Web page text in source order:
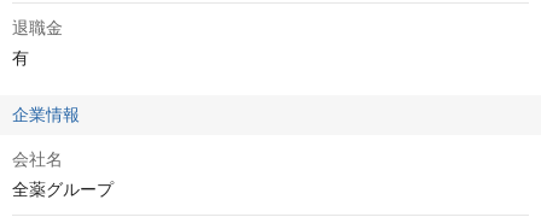
退職金
有
企業情報
会社名
全薬グループ